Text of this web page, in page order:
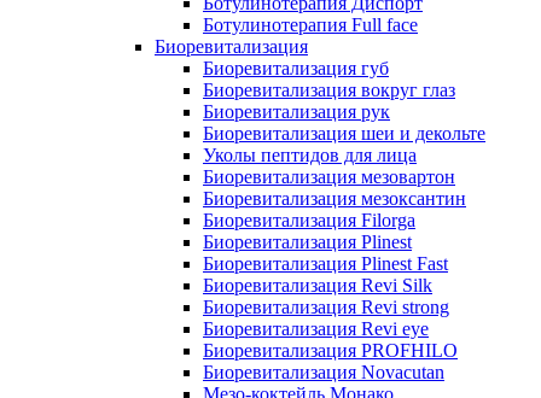
Ботулинотерапия Full face
Биоревитализация
Биоревитализация губ
Биоревитализация вокруг глаз
Биоревитализация рук
Биоревитализация шеи и декольте
Уколы пептидов для лица
Биоревитализация мезовартон
Биоревитализация мезоксантин
Биоревитализация Filorga
Биоревитализация Plinest
Биоревитализация Plinest Fast
Биоревитализация Revi Silk
Биоревитализация Revi strong
Биоревитализация Revi eye
Биоревитализация PROFHILO
Биоревитализация Novacutan
Мезо-коктейль Монако